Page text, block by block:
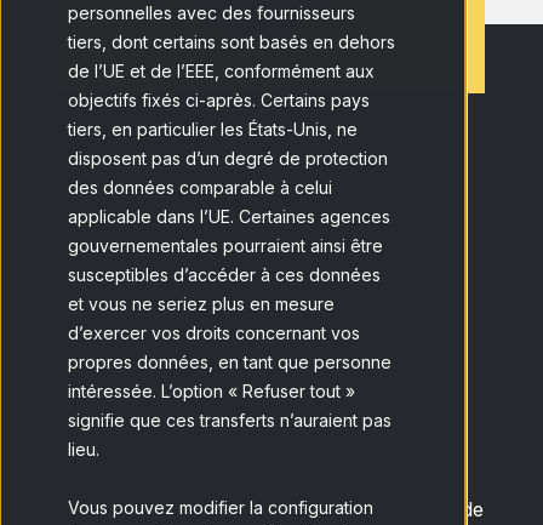
personnelles avec des fournisseurs
tiers, dont certains sont basés en dehors
de l’UE et de l’EEE, conformément aux
objectifs fixés ci-après. Certains pays
tiers, en particulier les États-Unis, ne
disposent pas d’un degré de protection
des données comparable à celui
applicable dans l’UE. Certaines agences
gouvernementales pourraient ainsi être
susceptibles d’accéder à ces données
et vous ne seriez plus en mesure
d’exercer vos droits concernant vos
propres données, en tant que personne
intéressée. L’option « Refuser tout »
signifie que ces transferts n’auraient pas
lieu.
Vous pouvez modifier la configuration
Fonctionnement
Réalisez l’activité sur la plateforme de votre
choix et nous nous chargerons de recruter
les participants et de récompenser leur
participation.
Notre service de Sampling vous fournira les
besoin pour coordonner le développement de